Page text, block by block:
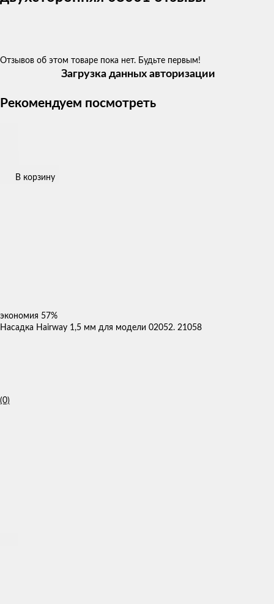
Отзывов об этом товаре пока нет. Будьте первым!
Загрузка данных авторизации
Рекомендуем посмотреть
В корзину
экономия 57%
Насадка Hairway 1,5 мм для модели 02052. 21058
(0)